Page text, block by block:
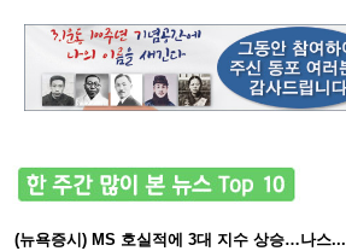
(뉴욕증시) MS 호실적에 3대 지수 상승…나스...